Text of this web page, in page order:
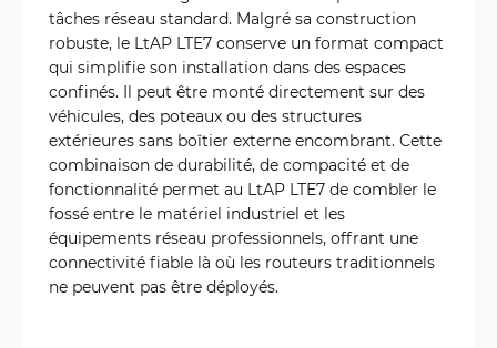
tâches réseau standard. Malgré sa construction
robuste, le LtAP LTE7 conserve un format compact
qui simplifie son installation dans des espaces
confinés. Il peut être monté directement sur des
véhicules, des poteaux ou des structures
extérieures sans boîtier externe encombrant. Cette
combinaison de durabilité, de compacité et de
fonctionnalité permet au LtAP LTE7 de combler le
fossé entre le matériel industriel et les
équipements réseau professionnels, offrant une
connectivité fiable là où les routeurs traditionnels
ne peuvent pas être déployés.